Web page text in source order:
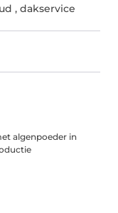
, dakservice
algenpoeder in